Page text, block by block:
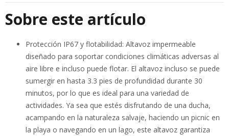
Sobre este artículo
Protección IP67 y flotabilidad: Altavoz impermeable
diseñado para soportar condiciones climáticas adversas al
aire libre e incluso puede flotar. El altavoz incluso se puede
sumergir en hasta 3.3 pies de profundidad durante 30
minutos, por lo que es ideal para una variedad de
actividades. Ya sea que estés disfrutando de una ducha,
acampando en la naturaleza salvaje, haciendo un picnic en
la playa o navegando en un lago, este altavoz garantiza